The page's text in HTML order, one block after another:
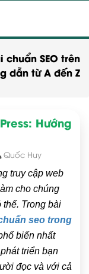
chuẩn SEO trên
dẫn từ A đến Z
Hướng
Quốc Huy
truy cập web
cho chúng
thể. Trong bài
seo trong
biến nhất
triển bạn
đọc và với cả